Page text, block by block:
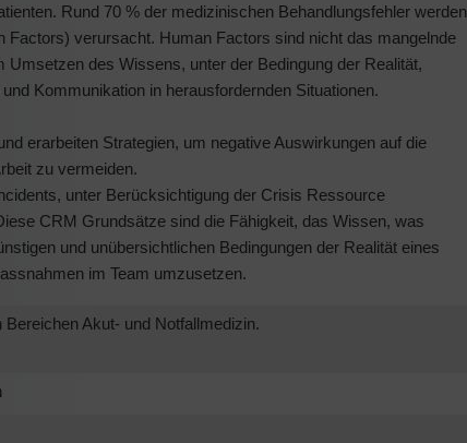
Rund 70 % der medizinischen Behandlungsfehler werden
Factors) verursacht. Human Factors sind nicht das mangelnde
des Wissens, unter der Bedingung der Realität,
Kommunikation in herausfordernden Situationen.
erarbeiten Strategien, um negative Auswirkungen auf die
zu vermeiden.
unter Berücksichtigung der Crisis Ressource
CRM Grundsätze sind die Fähigkeit, das Wissen, was
und unübersichtlichen Bedingungen der Realität eines
im Team umzusetzen.
Akut- und Notfallmedizin.